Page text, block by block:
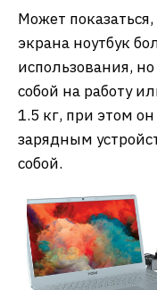
Может
экрана ноутбук
использования,
собой на работу
1.5 кг, при этом
зарядным
собой.